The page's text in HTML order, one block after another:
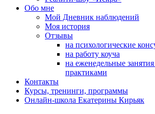
Обо мне
Мой Дневник наблюдений
Моя история
Отзывы
на психологические
на работу коуча
на еженедельные
практиками
Контакты
Курсы, тренинги, программы
Онлайн-школа Екатерины Кирьяк